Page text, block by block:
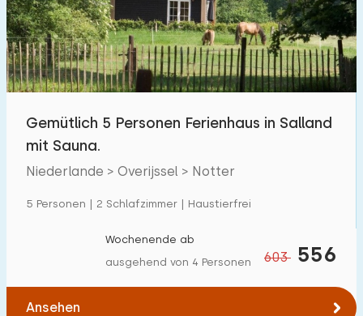
Freibad 251
Kinderanimation 330
Kindereinrichtungen im Park 381
Zugänglichkeit
Gemütlich 5 Personen Ferienhaus in Salland
mit Sauna.
Niederlande > Overijssel > Notter
5 Personen | 2 Schlafzimmer | Haustierfrei
603 556
Wochenende ab
ausgehend von 4 Personen
Ansehen